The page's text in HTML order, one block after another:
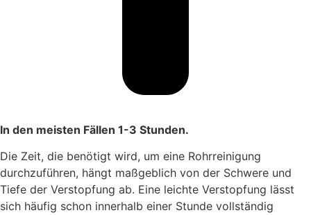
In den meisten Fällen 1-3 Stunden.
Die Zeit, die benötigt wird, um eine Rohrreinigung
durchzuführen, hängt maßgeblich von der Schwere und
Tiefe der Verstopfung ab. Eine leichte Verstopfung lässt
sich häufig schon innerhalb einer Stunde vollständig